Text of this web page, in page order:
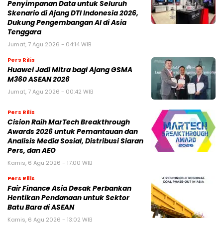
Penyimpanan Data untuk Seluruh
Skenario di Ajang DTI Indonesia 2026,
Dukung Pengembangan AI di Asia
Tenggara
Jumat, 7 Agu 2026 - 04:14 WIB
Pers Rilis
Huawei Jadi Mitra bagi Ajang GSMA
M360 ASEAN 2026
Jumat, 7 Agu 2026 - 00:42 WIB
Pers Rilis
Cision Raih MarTech Breakthrough
Awards 2026 untuk Pemantauan dan
Analisis Media Sosial, Distribusi Siaran
Pers, dan AEO
Kamis, 6 Agu 2026 - 17:00 WIB
Pers Rilis
Fair Finance Asia Desak Perbankan
Hentikan Pendanaan untuk Sektor
Batu Bara di ASEAN
Kamis, 6 Agu 2026 - 13:02 WIB